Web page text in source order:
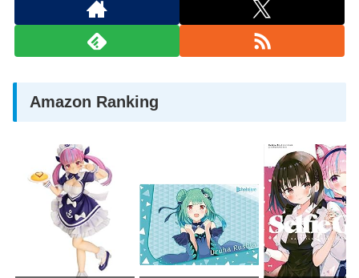
Amazon Ranking